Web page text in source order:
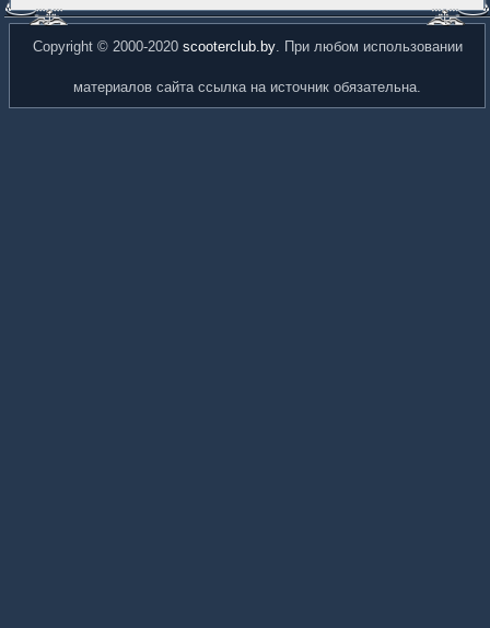
Copyright © 2000-2020 scooterclub.by. При любом использовании
материалов сайта ссылка на источник обязательна.